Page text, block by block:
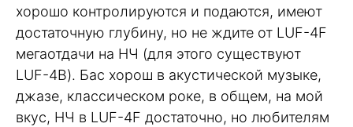
хорошо контролируются и подаются, имеют
достаточную глубину, но не ждите от LUF-4F
мегаотдачи на НЧ (для этого существуют
LUF-4B). Бас хорош в акустической музыке,
джазе, классическом роке, в общем, на мой
вкус, НЧ в LUF-4F достаточно, но любителям